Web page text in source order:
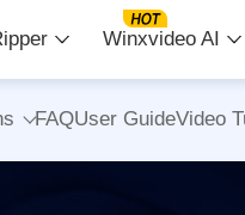
Winxvideo AI
FAQUser GuideVideo